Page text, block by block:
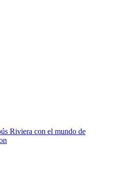
Riviera con el mundo de